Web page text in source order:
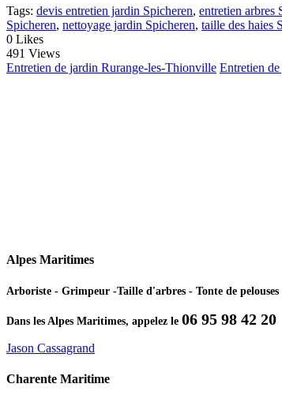
Tags: devis entretien jardin Spicheren, entretien arbres
Spicheren, nettoyage jardin Spicheren, taille des haies
0 Likes
491 Views
Entretien de jardin Rurange-les-Thionville Entretien
Alpes Maritimes
Arboriste - Grimpeur -Taille d'arbres - Tonte de
Dans les Alpes Maritimes, appelez le 06 95 98 42 20
Jason Cassagrand
Charente Maritime